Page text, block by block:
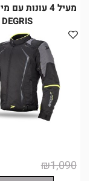
DEGRIS
₪1,090